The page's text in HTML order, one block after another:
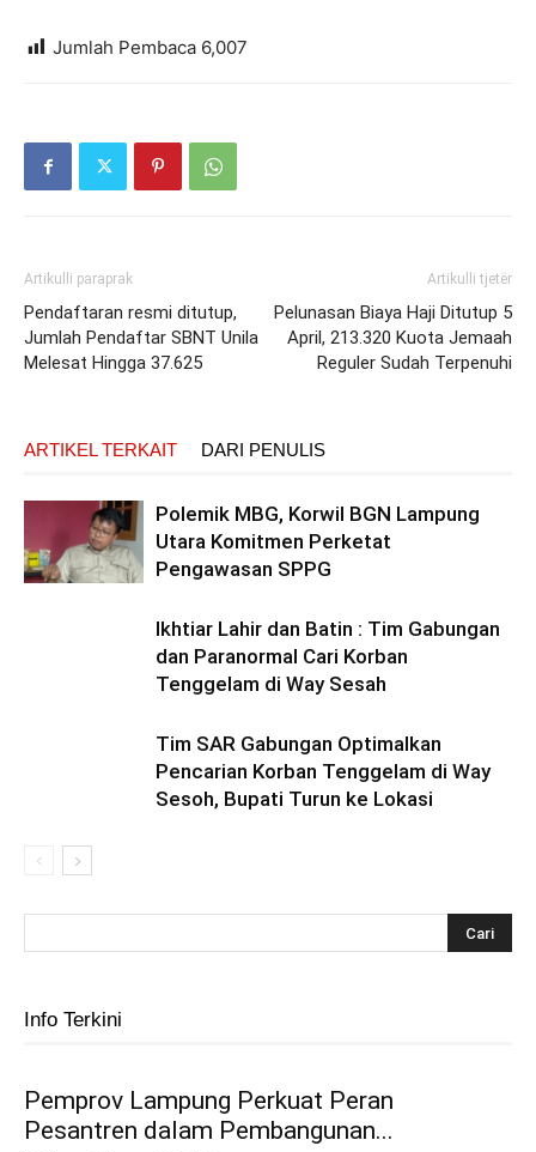
Jumlah Pembaca 6,007
Artikulli paraprak
Pendaftaran resmi ditutup,
Jumlah Pendaftar SBNT Unila
Melesat Hingga 37.625
Artikulli tjetër
Pelunasan Biaya Haji Ditutup 5
April, 213.320 Kuota Jemaah
Reguler Sudah Terpenuhi
ARTIKEL TERKAIT DARI PENULIS
Polemik MBG, Korwil BGN Lampung
Utara Komitmen Perketat
Pengawasan SPPG
Ikhtiar Lahir dan Batin : Tim Gabungan
dan Paranormal Cari Korban
Tenggelam di Way Sesah
Tim SAR Gabungan Optimalkan
Pencarian Korban Tenggelam di Way
Sesoh, Bupati Turun ke Lokasi
Info Terkini
Pemprov Lampung Perkuat Peran
Pesantren dalam Pembangunan...